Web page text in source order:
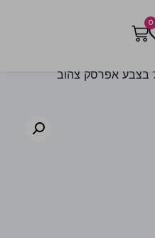
0
בצבע אפרסק צהוב